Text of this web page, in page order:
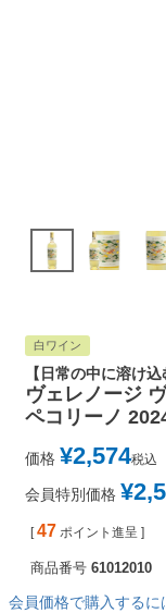
白ワイン
【日常の中に溶け込
ヴェレノージ
ペコリーノ
価格 ¥2,574税込
会員特別価格 ¥
[ 47 ポイント進呈 ]
商品番号 61012010
会員価格で購入するに